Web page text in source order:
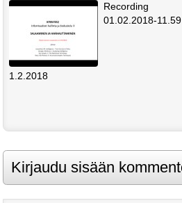
Recording
01.02.2018-11.59
1.2.2018